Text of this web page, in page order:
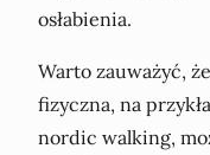
osłabienia.
Warto zauważyć,
fizyczna, na
nordic walking,